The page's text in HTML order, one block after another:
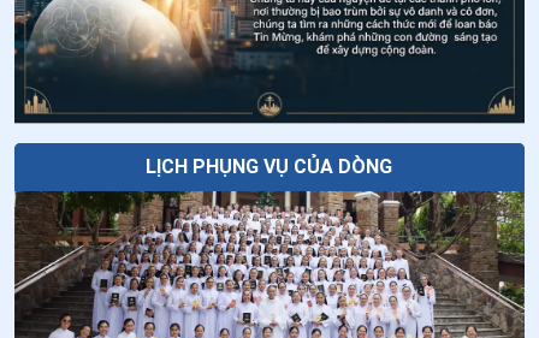
32.Ngày 28/6 - Thánh Irênê
33 Ngày 27/6 Thánh Tô-ma Toán
34.Ngày 27/6 - Thánh Cyrillô Alêxandria
Ngày 24/6 - Sinh nhật Thánh Gioan Tẩy Giả
36.Ngày 21/6 - Thánh Luy Gonzaga
37.Ngày 17/6 - Thánh Phêrô Phan Hữu Đa
38.Ngày 17/6 - Thánh Phêrô Phan Hữu Đa
LỊCH PHỤNG VỤ CỦA DÒNG
Ngày 04/8 - Thánh Gioan Maria Viannê